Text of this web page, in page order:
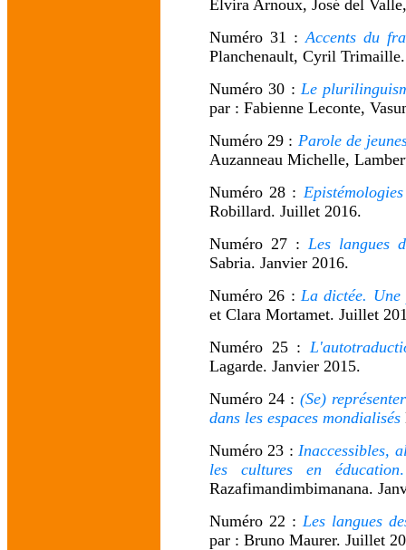
Elvira Arnoux, José del
Numéro 31 :Accents du
Planchenault, Cyril
Numéro 30 : Le
par : Fabienne Leconte,
Numéro 29 : Parole de
Auzanneau Michelle,
Numéro 28 :
Robillard. Juillet 2016.
Numéro 27 : Les langues
Sabria. Janvier 2016.
Numéro 26 : La dictée.
et Clara Mortamet. Juillet
Numéro 25 :
Lagarde. Janvier 2015.
Numéro 24 : (Se)
dans les espaces mondialisés
Numéro 23 : Inaccessibles,
les cultures en éducation
Razafimandimbimanana.
Numéro 22 : Les langues
par : Bruno Maurer. Juillet